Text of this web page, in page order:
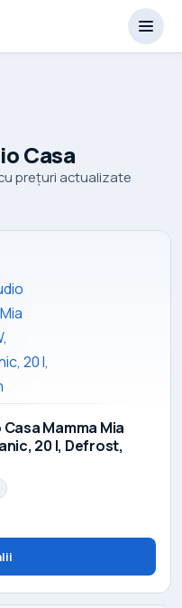
Casa
prețuri actualizate
Mamma Mia
20 l, Defrost,